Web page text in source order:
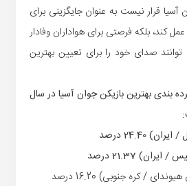
آسیا قرار نیست به عنوان جایگزینی برای
جوایز رسمی سالانه AFC عمل کند، بلکه فرصتی برای هواداران وفادار
صدای خود را برای تعیین بهترین
بندی بهترین بازیکن جوان آسیا در سال